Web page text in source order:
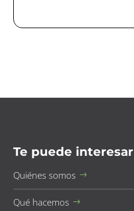
Te puede interesar
Quiénes somos
Qué hacemos